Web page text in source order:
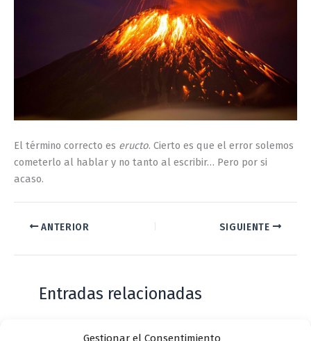
Gestionar el Consentimiento
El término correcto es eructo. Cierto es que el error solemos
cometerlo al hablar y no tanto al escribir… Pero por si
acaso.
ANTERIOR SIGUIENTE
Entradas relacionadas